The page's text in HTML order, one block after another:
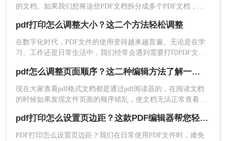
总结一下
了，如果需要调整PDF打印页面大小的小伙伴赶紧
使用学习起来吧，快速调整PDF打印页面大小范
围，助力高效办公。
的文档。如果我们想将这些PDF文档拆分成多个PDF文档，我
PDF编辑器拆分PDF文档的步骤吧！
pdf打印怎么调整大小？这二个方法轻松调整
在数字化时代，PDF文件的使用变得越来越普遍。无论是在学
习、工作还是日常生活中，我们经常会遇到需要打印PDF文件
不合适，导致文字或图片过于模糊或者超出纸张边界。那么，
pdf打印怎么调整大小呢？下面将为您详细介绍一些简单到专业
的方法。
pdf怎么调整页面顺序？这二种编辑方法了解一下！
现在大家查看pdf格式文档都是通过pdf阅读器的，在阅读文档
的时候如果发现文件页面的顺序错乱，使文档无法正常查看的
吧。
pdf打印怎么设置页边距？这款PDF编辑器帮您轻松搞定！
PDF打印怎么设置页边距？我们在日常使用PDF文件时，难免